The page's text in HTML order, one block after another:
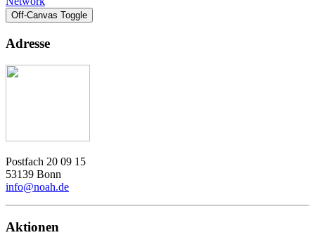
Off-Canvas Toggle
Adresse
Postfach 20 09 15
53139 Bonn
info@noah.de
Aktionen